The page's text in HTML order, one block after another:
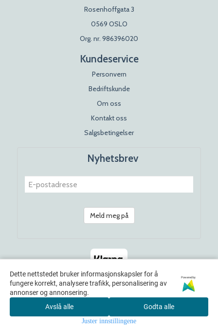
Rosenhoffgata 3
0569 OSLO
Org. nr. 986396020
Kundeservice
Personvern
Bedriftskunde
Om oss
Kontakt oss
Salgsbetingelser
Nyhetsbrev
Meld meg på
© 2026 Rosenhoff Dagligvare x Norwayamericana. All Rights
Reserved
Dette nettstedet bruker informasjonskapsler for å
fungere korrekt, analysere trafikk, personalisering av
annonser og annonsering.
Powered by
Avslå alle Godta alle
Juster innstillingene